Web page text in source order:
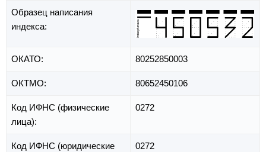
Образец написания
индекса:
ОКАТО: 80252850003
ОКТМО: 80652450106
Код ИФНС (физические
лица):
0272
Код ИФНС (юридические
0272